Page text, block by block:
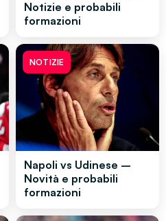
Notizie e probabili
formazioni
NOTIZIE
Napoli vs Udinese –
Novità e probabili
formazioni